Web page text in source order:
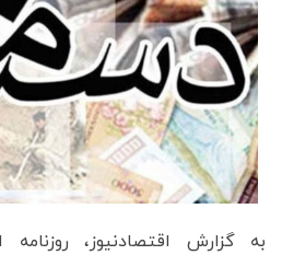
به گزارش اقتصادنیوز،